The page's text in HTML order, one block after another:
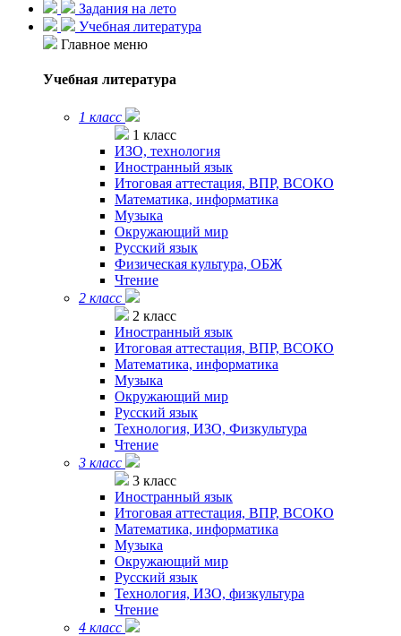
Задания на лето
Учебная литература
Главное меню
Учебная литература
1 класс
1 класс
ИЗО, технология
Иностранный язык
Итоговая аттестация, ВПР, ВСОКО
Математика, информатика
Музыка
Окружающий мир
Русский язык
Физическая культура, ОБЖ
Чтение
2 класс
2 класс
Иностранный язык
Итоговая аттестация, ВПР, ВСОКО
Математика, информатика
Музыка
Окружающий мир
Русский язык
Технология, ИЗО, Физкультура
Чтение
3 класс
3 класс
Иностранный язык
Итоговая аттестация, ВПР, ВСОКО
Математика, информатика
Музыка
Окружающий мир
Русский язык
Технология, ИЗО, физкультура
Чтение
4 класс